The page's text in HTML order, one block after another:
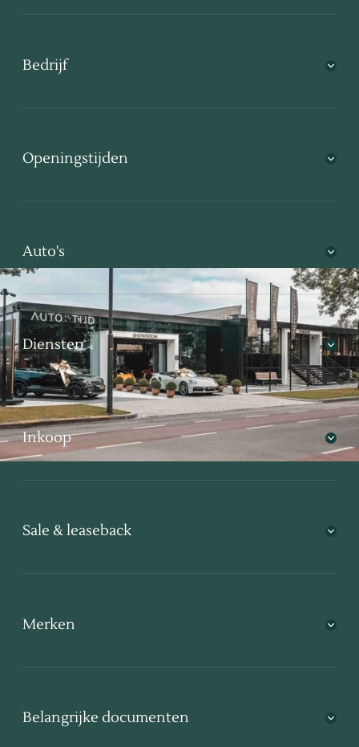
Bedrijf
Openingstijden
Auto's
Diensten
Inkoop
Sale & leaseback
Merken
Belangrijke documenten